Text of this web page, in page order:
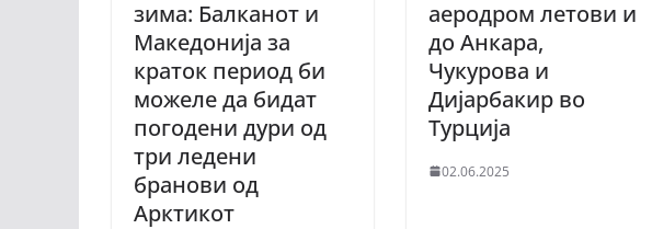
зима: Балканот и
Македонија за
краток период би
можеле да бидат
погодени дури од
три ледени
бранови од
Арктикот
аеродром летови и
до Анкара,
Чукурова и
Дијарбакир во
Турција
02.06.2025